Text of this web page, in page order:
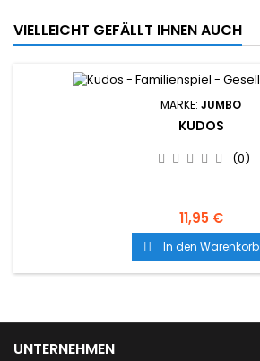
VIELLEICHT GEFÄLLT IHNEN AUCH
MARKE: JUMBO
KUDOS
(0)
11,95 €
 In den Warenkorb
UNTERNEHMEN